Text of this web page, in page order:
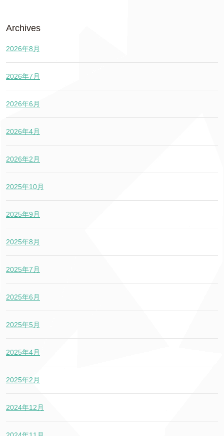
Archives
2026年8月
2026年7月
2026年6月
2026年4月
2026年2月
2025年10月
2025年9月
2025年8月
2025年7月
2025年6月
2025年5月
2025年4月
2025年2月
2024年12月